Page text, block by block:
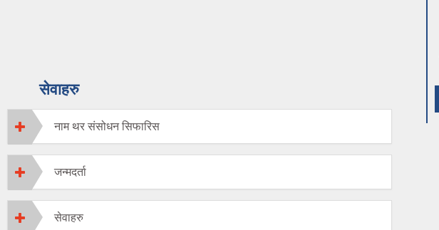
सेवाहरु
नाम थर संसोधन सिफारिस
जन्मदर्ता
सेवाहरु